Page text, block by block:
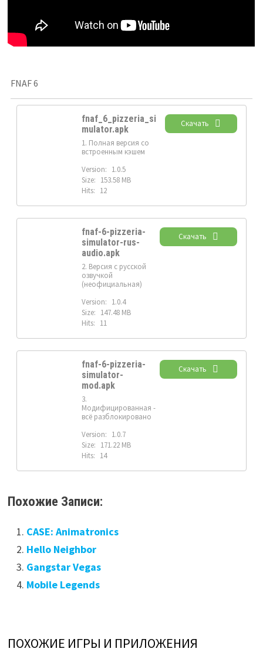
FNAF 6
fnaf_6_pizzeria_si
mulator.apk
1. Полная версия со
встроенным кэшем
Version: 1.0.5
Size: 153.58 MB
Hits: 12
Скачать
fnaf-6-pizzeria-
simulator-rus-
audio.apk
2. Версия с русской
озвучкой
(неофициальная)
Version: 1.0.4
Size: 147.48 MB
Hits: 11
Скачать
fnaf-6-pizzeria-
simulator-
mod.apk
3.
Модифицированная -
всё разблокировано
Version: 1.0.7
Size: 171.22 MB
Hits: 14
Скачать
Похожие Записи:
CASE: Animatronics
Hello Neighbor
Gangstar Vegas
Mobile Legends
ПОХОЖИЕ ИГРЫ И ПРИЛОЖЕНИЯ